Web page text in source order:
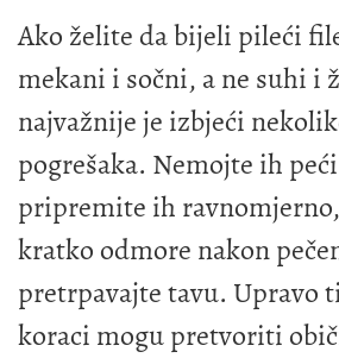
Ako želite da bijeli pileći
mekani i sočni, a ne suhi i
najvažnije je izbjeći
pogrešaka. Nemojte ih
pripremite ih
kratko odmore nakon
pretrpavajte tavu. Upravo
koraci mogu pretvoriti